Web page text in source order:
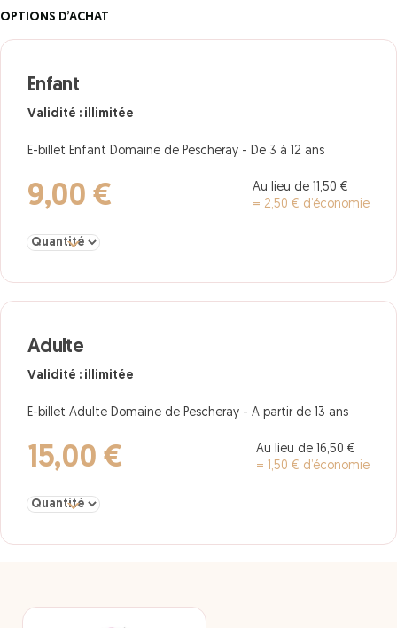
OPTIONS D’ACHAT
Enfant
Validité : illimitée
E-billet Enfant Domaine de Pescheray - De 3 à 12 ans
9,00 €
Au lieu de 11,50 €
= 2,50 € d’économie
Sélectionner la quantité pour Enfant
Adulte
Validité : illimitée
E-billet Adulte Domaine de Pescheray - A partir de 13 ans
15,00 €
Au lieu de 16,50 €
= 1,50 € d’économie
Sélectionner la quantité pour Adulte